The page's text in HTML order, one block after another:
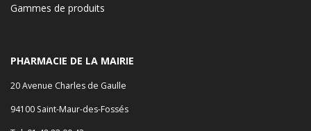
Gammes de produits
PHARMACIE DE LA MAIRIE
20 Avenue Charles de Gaulle
94100 Saint-Maur-des-Fossés